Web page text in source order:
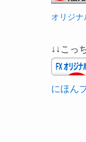
オリジ
↓↓こっ
にほん